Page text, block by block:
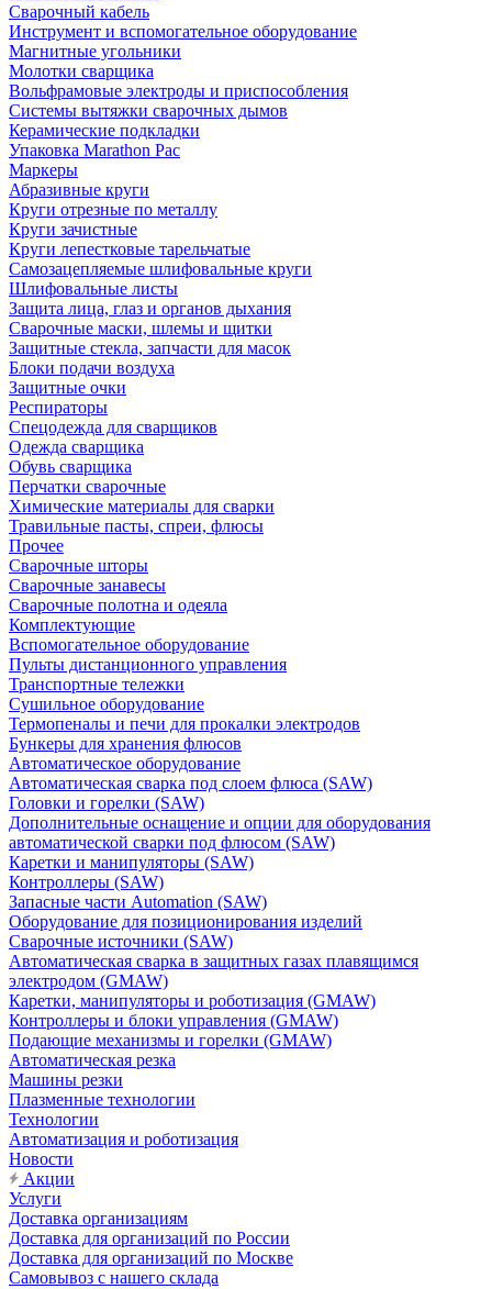
Сварочный кабель
Инструмент и вспомогательное оборудование
Магнитные угольники
Молотки сварщика
Вольфрамовые электроды и приспособления
Системы вытяжки сварочных дымов
Керамические подкладки
Упаковка Marathon Pac
Маркеры
Абразивные круги
Круги отрезные по металлу
Круги зачистные
Круги лепестковые тарельчатые
Самозацепляемые шлифовальные круги
Шлифовальные листы
Защита лица, глаз и органов дыхания
Сварочные маски, шлемы и щитки
Защитные стекла, запчасти для масок
Блоки подачи воздуха
Защитные очки
Респираторы
Спецодежда для сварщиков
Одежда сварщика
Обувь сварщика
Перчатки сварочные
Химические материалы для сварки
Травильные пасты, спреи, флюсы
Прочее
Сварочные шторы
Сварочные занавесы
Сварочные полотна и одеяла
Комплектующие
Вспомогательное оборудование
Пульты дистанционного управления
Транспортные тележки
Сушильное оборудование
Термопеналы и печи для прокалки электродов
Бункеры для хранения флюсов
Автоматическое оборудование
Автоматическая сварка под слоем флюса (SAW)
Головки и горелки (SAW)
Дополнительные оснащение и опции для оборудования
автоматической сварки под флюсом (SAW)
Каретки и манипуляторы (SAW)
Контроллеры (SAW)
Запасные части Automation (SAW)
Оборудование для позиционирования изделий
Сварочные источники (SAW)
Автоматическая сварка в защитных газах плавящимся
электродом (GMAW)
Каретки, манипуляторы и роботизация (GMAW)
Контроллеры и блоки управления (GMAW)
Подающие механизмы и горелки (GMAW)
Автоматическая резка
Машины резки
Плазменные технологии
Технологии
Автоматизация и роботизация
Новости
Акции
Услуги
Доставка организациям
Доставка для организаций по России
Доставка для организаций по Москве
Самовывоз с нашего склада